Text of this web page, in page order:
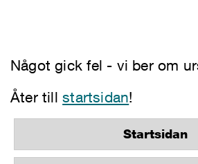
Något gick fel - vi ber om
Åter tillstartsidan!
Startsidan